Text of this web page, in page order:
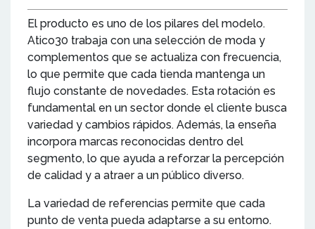
El producto es uno de los pilares del modelo.
Atico30 trabaja con una selección de moda y
complementos que se actualiza con frecuencia,
lo que permite que cada tienda mantenga un
flujo constante de novedades. Esta rotación es
fundamental en un sector donde el cliente busca
variedad y cambios rápidos. Además, la enseña
incorpora marcas reconocidas dentro del
segmento, lo que ayuda a reforzar la percepción
de calidad y a atraer a un público diverso.
La variedad de referencias permite que cada
punto de venta pueda adaptarse a su entorno.